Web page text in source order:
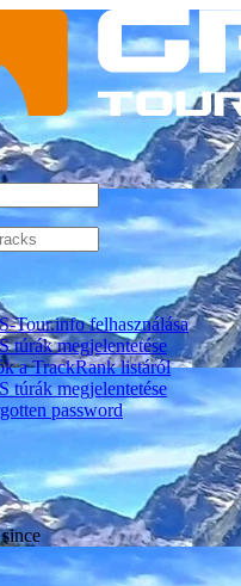
Tour.info felhasználása
túrák megjelentetése
a TrackRank listáról
túrák megjelentetése
password